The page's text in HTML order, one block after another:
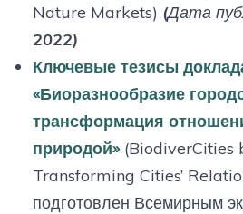
Nature Markets) (Дата
2022)
Ключевые тезисы
«Биоразнообразие
трансформация
природой»(BiodiverCities
Transforming Cities’
подготовлен Всемирным